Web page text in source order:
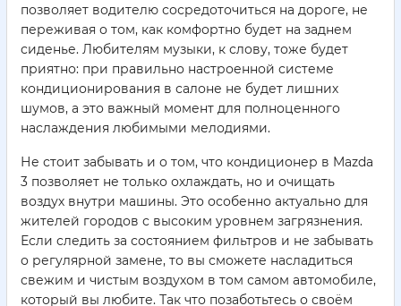
позволяет водителю сосредоточиться на дороге, не
переживая о том, как комфортно будет на заднем
сиденье. Любителям музыки, к слову, тоже будет
приятно: при правильно настроенной системе
кондиционирования в салоне не будет лишних
шумов, а это важный момент для полноценного
наслаждения любимыми мелодиями.
Не стоит забывать и о том, что кондиционер в Mazda
3 позволяет не только охлаждать, но и очищать
воздух внутри машины. Это особенно актуально для
жителей городов с высоким уровнем загрязнения.
Если следить за состоянием фильтров и не забывать
о регулярной замене, то вы сможете насладиться
свежим и чистым воздухом в том самом автомобиле,
который вы любите. Так что позаботьтесь о своём